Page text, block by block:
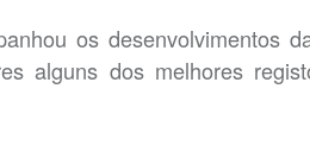
os desenvolvimentos
alguns dos melhores